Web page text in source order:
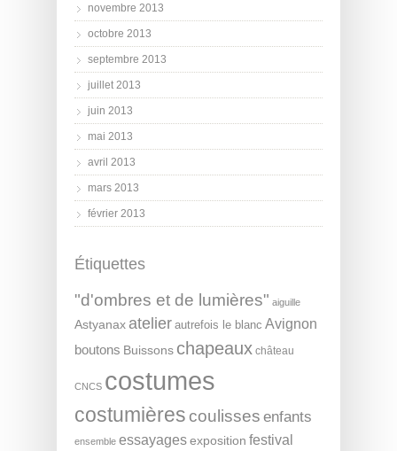
novembre 2013
octobre 2013
septembre 2013
juillet 2013
juin 2013
mai 2013
avril 2013
mars 2013
février 2013
Étiquettes
"d'ombres et de lumières" aiguille
Astyanax atelier autrefois le blanc Avignon
boutons Buissons chapeaux château
CNCS costumes
costumières coulisses enfants
ensemble essayagesexposition festival